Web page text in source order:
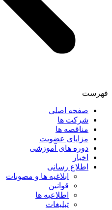
فهرست
صفحه اصلی
شرکت ها
مناقصه ها
مزایای عضویت
دوره های آموزشی
اخبار
اطلاع رسانی
ابلاغیه ها و مصوبات
قوانین
اطلاعیه ها
تبلیغات